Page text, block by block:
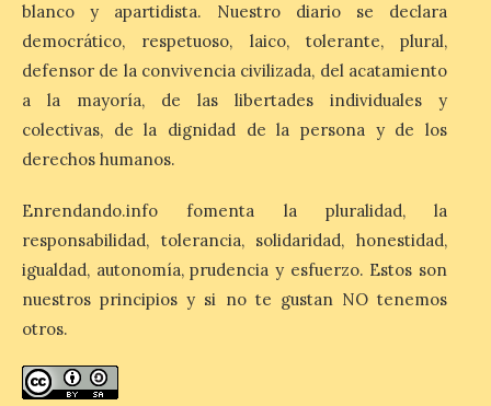
El Ayuntamiento de La
Bañeza designa a Arturo
Martínez Matilla como
pregonero de las Fiestas
2026. Tendrá lugar este
sábado 8 de agosto a las 21,00 horas en el
teatro municipal de La Bañeza. El
comunicador astorgano Arturo Martínez
Matilla, […]
La I Feria de la Cerveza
Artesana de Astorga
arranca con una gran
acogida del público
blanco y apartidista. Nuestro diario se declara
democrático, respetuoso, laico, tolerante, plural,
defensor de la convivencia civilizada, del acatamiento
a la mayoría, de las libertades individuales y
colectivas, de la dignidad de la persona y de los
derechos humanos.
Enrendando.info fomenta la pluralidad, la
responsabilidad, tolerancia, solidaridad, honestidad,
igualdad, autonomía, prudencia y esfuerzo. Estos son
nuestros principios y si no te gustan NO tenemos
otros.